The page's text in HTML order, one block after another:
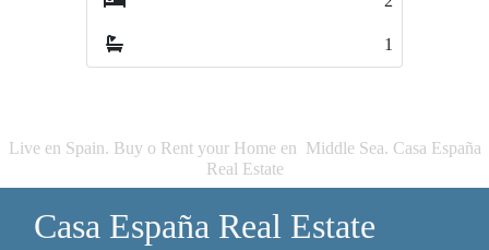
Live en Spain. Buy o Rent your Home en Middle Sea. Casa España
Real Estate
Casa España Real Estate